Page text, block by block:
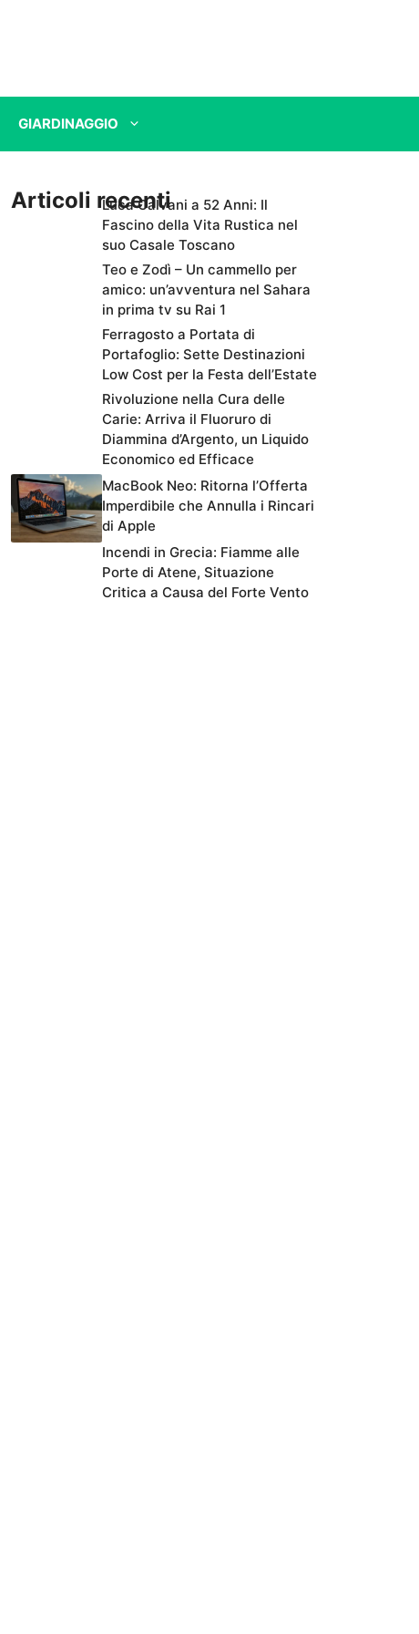
GIARDINAGGIO
Articoli recentiLuca Calvani a 52 Anni: Il
Fascino della Vita Rustica nel
suo Casale Toscano
Teo e Zodì – Un cammello per
amico: un’avventura nel Sahara
in prima tv su Rai 1
Ferragosto a Portata di
Portafoglio: Sette Destinazioni
Low Cost per la Festa dell’Estate
Rivoluzione nella Cura delle
Carie: Arriva il Fluoruro di
Diammina d’Argento, un Liquido
Economico ed Efficace
MacBook Neo: Ritorna l’Offerta
Imperdibile che Annulla i Rincari
di Apple
Incendi in Grecia: Fiamme alle
Porte di Atene, Situazione
Critica a Causa del Forte Vento